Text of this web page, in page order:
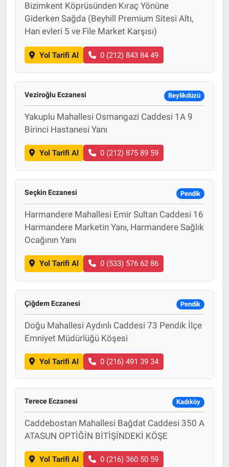
Bizimkent Köprüsünden Kıraç Yönüne
Giderken Sağda (Beyhill Premium Sitesi Altı,
Han evleri 5 ve File Market Karşısı)
Yol Tarifi Al 0 (212) 843 84 49
Veziroğlu Eczanesi Beylikdüzü
Yakuplu Mahallesi Osmangazi Caddesi 1A 9
Birinci Hastanesi Yanı
Yol Tarifi Al 0 (212) 875 89 59
Seçkin Eczanesi Pendik
Harmandere Mahallesi Emir Sultan Caddesi 16
Harmandere Marketin Yanı, Harmandere Sağlık
Ocağının Yanı
Yol Tarifi Al 0 (533) 576 62 86
Çiğdem Eczanesi Pendik
Doğu Mahallesi Aydınlı Caddesi 73 Pendik İlçe
Emniyet Müdürlüğü Köşesi
Yol Tarifi Al 0 (216) 491 39 34
Terece Eczanesi Kadıköy
Caddebostan Mahallesi Bağdat Caddesi 350 A
ATASUN OPTİĞİN BİTİŞİNDEKİ KÖŞE
Yol Tarifi Al 0 (216) 360 50 59